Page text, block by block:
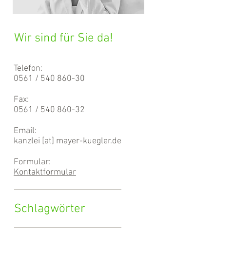
Wir sind für Sie da!
Telefon:
0561 / 540 860-30
Fax:
0561 / 540 860-32
Email:
kanzlei [at] mayer-kuegler.de
Formular:
Kontaktformular
Schlagwörter